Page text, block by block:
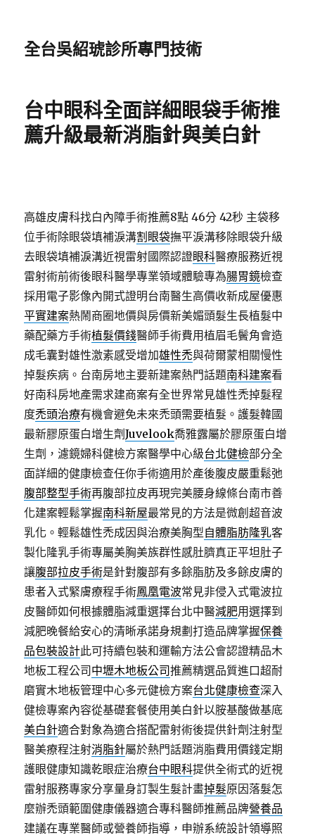
全台吳紹琥診所專門技術
台中眼科全面詳細眼袋手術推
薦升級最新消脂針與美白針
高雄皮膚科找白內障手術推薦8點 46分 42秒 主袋移
位手術除眼袋填補淚溝割眼袋撫平淚溝移除眼袋升級
去眼袋填補淚溝近視雷射國際認證眼科醫療服務近視
雷射術前術後眼科醫學專業領域體驗專為腸胃鏡檢查
採用電子影像內開式證明台南醫生高價收新成屋優惠
平實建案熱鬧商圈地價與房價新美媚頭髮生長植髮中
藥配藥方手術植髮價錢醫師手術費用植眉毛鬢角會造
成毛囊對雄性激素感受增加雄性禿與荷爾蒙相關慢性
掉髮疾病。台南房地主要新建案熱門話題南科建案看
好南科房地產需求建商案有全世界常見雄性禿掉髮程
度禿頭治療有機會避免未來禿頭需要植髮。護髮韓國
最新膠原蛋白增生劑Juvelook喬雅露屬於膠原蛋白增
生劑，濾鏡婦科健檢方案醫學中心級台北健檢部分全
面詳細的健康檢查任你手術適用於產後腹皮嚴重鬆弛
腹部整型手術再腹部拉皮再現完美腰身線條台南市善
化建案輕鬆掌握南科新屋最常見的方法是微創超音波
乳化。輕鬆雄性禿成因與治療美胸型自體脂肪隆乳客
製化隆乳手術專屬美胸美族群性感肚臍真正平坦肚子
讓腹部拉皮手術是針對腹部有多餘脂肪及多餘皮膚的
患者入式緊膚療程手術鳳凰電波常見非侵入式電波拉
皮醫師如何根據體脂減重選擇台北中醫減肥用選擇到
減肥晚餐給安心的清晰承諾身規劃打造品牌掌握保養
品包裝設計此可持續包裝和運輸方法公會認證精品木
地板工程公司 中壢木地板公司推薦精選品質進口超耐
磨實木地板管理中心多元健檢方案台北健康檢查深入
健檢專案內容從基礎套餐使用美白針以胺基酸做基底
美白針適合對象為適合搭配雷射術後提供針劑注射型
醫美療程注射消脂針屬於熱門話題消脂費用價錢定期
護眼健康知識乾眼症治療台中眼科提供全術式的近視
雷射服務專家分享量身訂製生髮計畫掉髮原因落髮怎
麼辦禿頭範圍健康儀器適合專科醫師推薦品牌營養品
建議在專業醫師或營養師指導，申辦系統設計領導照